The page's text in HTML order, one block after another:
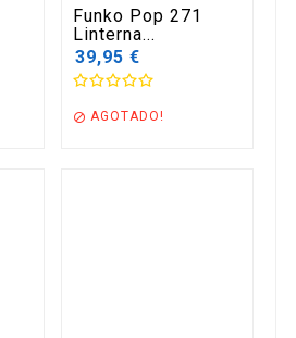
Funko Pop 271
Linterna...
39,95 €
 AGOTADO!